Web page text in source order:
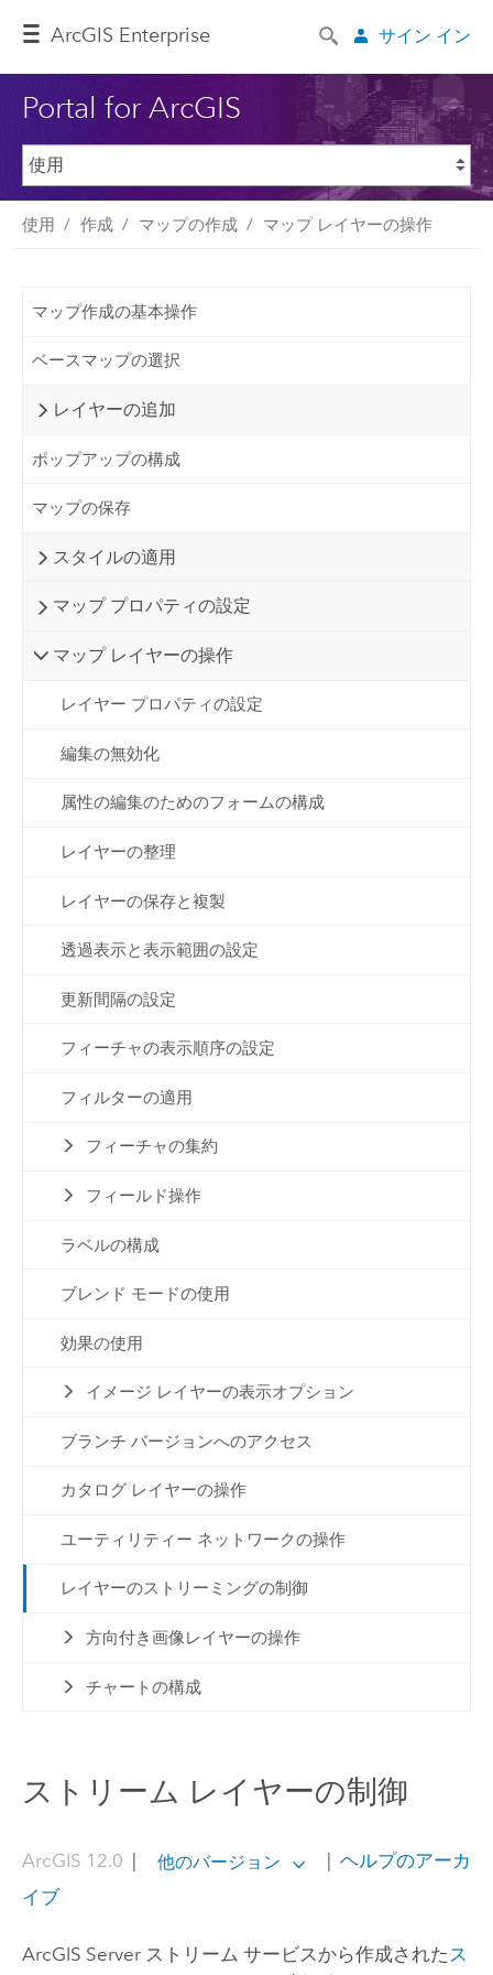
ArcGIS Enterprise サイン イン
Portal for ArcGIS
使用 作成 マップの作成 マップ レイヤーの操作
マップ作成の基本操作
ベースマップの選択
レイヤーの追加
ポップアップの構成
マップの保存
スタイルの適用
マップ プロパティの設定
マップ レイヤーの操作
レイヤー プロパティの設定
編集の無効化
属性の編集のためのフォームの構成
レイヤーの整理
レイヤーの保存と複製
透過表示と表示範囲の設定
更新間隔の設定
フィーチャの表示順序の設定
フィルターの適用
フィーチャの集約
フィールド操作
ラベルの構成
ブレンド モードの使用
効果の使用
イメージ レイヤーの表示オプション
ブランチ バージョンへのアクセス
カタログ レイヤーの操作
ユーティリティー ネットワークの操作
レイヤーのストリーミングの制御
方向付き画像レイヤーの操作
チャートの構成
ストリーム レイヤーの制御
ArcGIS 12.0 他のバージョン
ヘルプのアーカ
イブ
ArcGIS Serverストリーム サービスから作成されたス